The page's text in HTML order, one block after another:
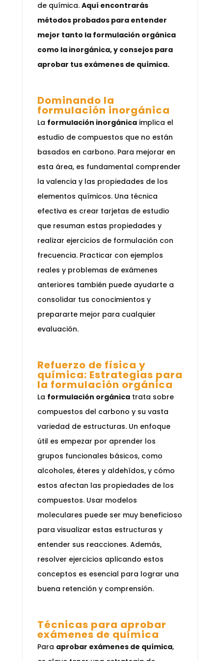
de química. Aquí encontrarás
métodos probados para entender
mejor tanto la formulación orgánica
como la inorgánica, y consejos para
aprobar tus exámenes de química.
Dominando la
formulación inorgánica
La formulación inorgánicaimplica el
estudio de compuestos que no están
basados en carbono. Para mejorar en
esta área, es fundamental comprender
la valencia y las propiedades de los
elementos químicos. Una técnica
efectiva es crear tarjetas de estudio
que resuman estas propiedades y
realizar ejercicios de formulación con
frecuencia. Practicar con ejemplos
reales y problemas de exámenes
anteriores también puede ayudarte a
consolidar tus conocimientos y
prepararte mejor para cualquier
evaluación.
Refuerzo de física y
química: Estrategias para
la formulación orgánica
La formulación orgánicatrata sobre
compuestos del carbono y su vasta
variedad de estructuras. Un enfoque
útil es empezar por aprender los
grupos funcionales básicos, como
alcoholes, éteres y aldehídos, y cómo
estos afectan las propiedades de los
compuestos. Usar modelos
moleculares puede ser muy beneficioso
para visualizar estas estructuras y
entender sus reacciones. Además,
resolver ejercicios aplicando estos
conceptos es esencial para lograr una
buena retención y comprensión.
Técnicas para aprobar
exámenes de química
Para aprobar exámenes de química,